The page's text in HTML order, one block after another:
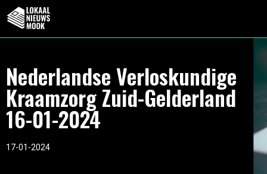
Nederlandse Verloskundige
Kraamzorg Zuid-Gelderland
16-01-2024
17-01-2024